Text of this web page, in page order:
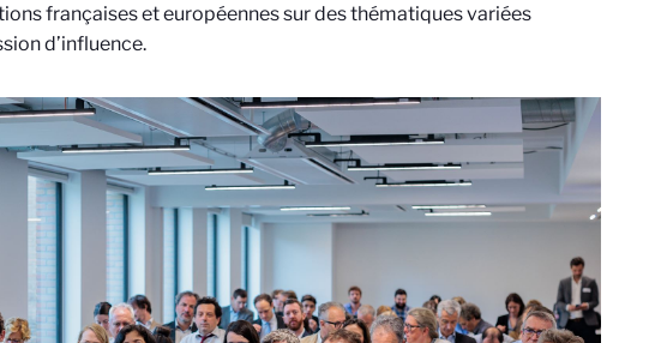
françaises et européennes sur des thématiques variées
d’influence.